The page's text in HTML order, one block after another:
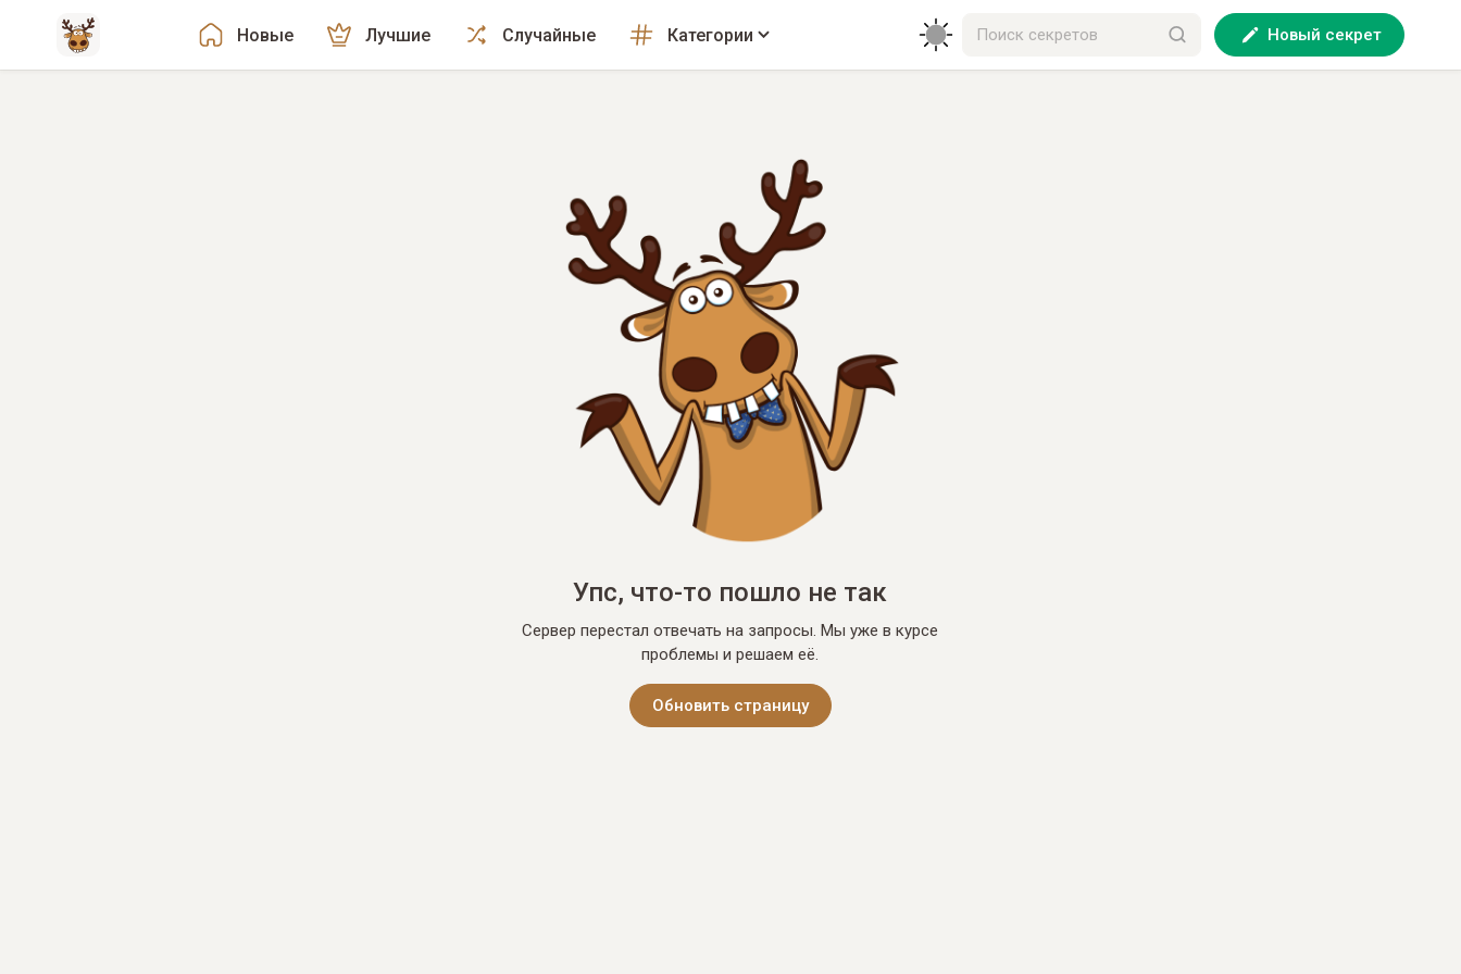
Новые Лучшие Случайные Категории Новый секрет
Упс, что-то пошло не так
Сервер перестал отвечать на запросы. Мы уже в курсе
проблемы и решаем её.
Обновить страницу